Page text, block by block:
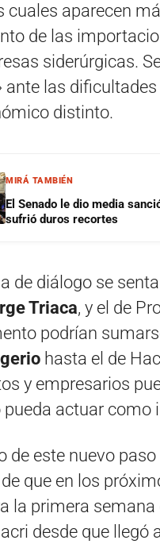
cuales aparecen
de las
siderúrgicas.
ante las
distinto.
MIRÁ TAMBIÉN
El Senado le dio media
sufrió duros recortes
de diálogo se
Triaca, y el de
podrían
hasta el de
y empresarios
pueda actuar como
de este nuevo
que en los
la primera
desde que llegó